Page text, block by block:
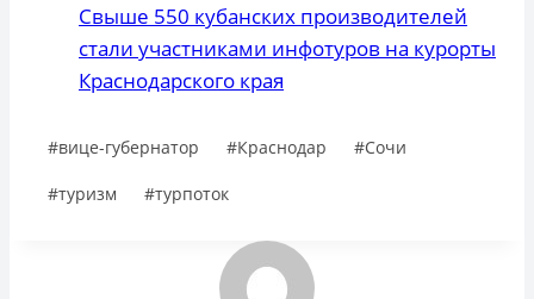
Свыше 550 кубанских производителей
стали участниками инфотуров на курорты
Краснодарского края
Метки
#вице-губернатор #Краснодар #Сочи
#туризм #турпоток